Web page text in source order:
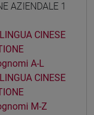
AZIENDALE 1
CINESE
A-L
CINESE
M-Z